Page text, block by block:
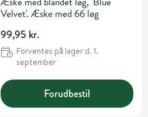
Velvet'. Æske med 66 løg
99,95 kr.
Forventes på lager d. 1.
september
Forudbestil